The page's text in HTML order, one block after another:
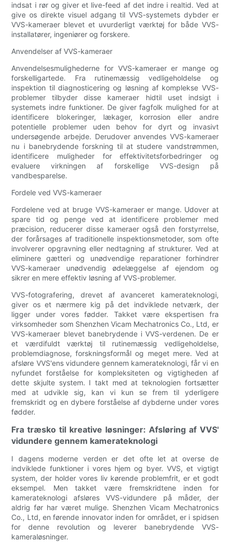
indsat i rør og giver et live-feed af det indre i realtid. Ved at
give os direkte visuel adgang til VVS-systemets dybder er
VVS-kameraer blevet et uvurderligt værktøj for både VVS-
installatører, ingeniører og forskere.
Anvendelser af VVS-kameraer
Anvendelsesmulighederne for VVS-kameraer er mange og
forskelligartede. Fra rutinemæssig vedligeholdelse og
inspektion til diagnosticering og løsning af komplekse VVS-
problemer tilbyder disse kameraer hidtil uset indsigt i
systemets indre funktioner. De giver fagfolk mulighed for at
identificere blokeringer, lækager, korrosion eller andre
potentielle problemer uden behov for dyrt og invasivt
undersøgende arbejde. Derudover anvendes VVS-kameraer
nu i banebrydende forskning til at studere vandstrømmen,
identificere muligheder for effektivitetsforbedringer og
evaluere virkningen af forskellige VVS-design på
vandbesparelse.
Fordele ved VVS-kameraer
Fordelene ved at bruge VVS-kameraer er mange. Udover at
spare tid og penge ved at identificere problemer med
præcision, reducerer disse kameraer også den forstyrrelse,
der forårsages af traditionelle inspektionsmetoder, som ofte
involverer opgravning eller nedtagning af strukturer. Ved at
eliminere gætteri og unødvendige reparationer forhindrer
VVS-kameraer unødvendig ødelæggelse af ejendom og
sikrer en mere effektiv løsning af VVS-problemer.
VVS-fotografering, drevet af avanceret kamerateknologi,
giver os et nærmere kig på det indviklede netværk, der
ligger under vores fødder. Takket være ekspertisen fra
virksomheder som Shenzhen Vicam Mechatronics Co., Ltd, er
VVS-kameraer blevet banebrydende i VVS-verdenen. De er
et værdifuldt værktøj til rutinemæssig vedligeholdelse,
problemdiagnose, forskningsformål og meget mere. Ved at
afsløre VVS'ens vidundere gennem kamerateknologi, får vi en
nyfundet forståelse for kompleksiteten og vigtigheden af
dette skjulte system. I takt med at teknologien fortsætter
med at udvikle sig, kan vi kun se frem til yderligere
fremskridt og en dybere forståelse af dybderne under vores
fødder.
Fra træsko til kreative løsninger: Afsløring af VVS'
vidundere gennem kamerateknologi
I dagens moderne verden er det ofte let at overse de
indviklede funktioner i vores hjem og byer. VVS, et vigtigt
system, der holder vores liv kørende problemfrit, er et godt
eksempel. Men takket være fremskridtene inden for
kamerateknologi afsløres VVS-vidundere på måder, der
aldrig før har været mulige. Shenzhen Vicam Mechatronics
Co., Ltd, en førende innovator inden for området, er i spidsen
for denne revolution og leverer banebrydende VVS-
kameraløsninger.